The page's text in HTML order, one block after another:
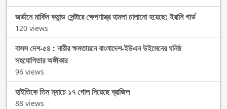
জর্ডানে মার্কিন কমান্ড সেন্টারে ক্ষেপণাস্ত্র হামলা চালানো হয়েছে: ইরানি গার্ড
120 views
বাসস দেশ-৫৪ : নারীর ক্ষমতায়নে বাংলাদেশ-ইউএন উইমেনের ঘনিষ্ঠ
সহযোগিতার অঙ্গীকার
96 views
হাইতিকে তিন ম্যাচে ১৭ গোল দিয়েছে ব্রাজিল
88 views